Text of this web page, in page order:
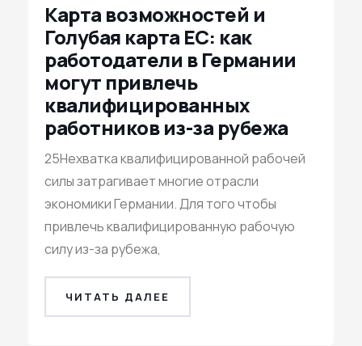
Карта возможностей и
Голубая карта ЕС: как
работодатели в Германии
могут привлечь
квалифицированных
работников из-за рубежа
25Нехватка квалифицированной рабочей
силы затрагивает многие отрасли
экономики Германии. Для того чтобы
привлечь квалифицированную рабочую
силу из-за рубежа,
ЧИТАТЬ ДАЛЕЕ